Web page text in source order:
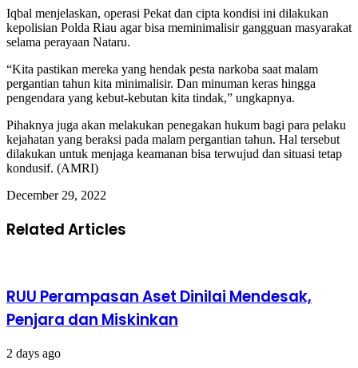
Iqbal menjelaskan, operasi Pekat dan cipta kondisi ini dilakukan
kepolisian Polda Riau agar bisa meminimalisir gangguan masyarakat
selama perayaan Nataru.
“Kita pastikan mereka yang hendak pesta narkoba saat malam
pergantian tahun kita minimalisir. Dan minuman keras hingga
pengendara yang kebut-kebutan kita tindak,” ungkapnya.
Pihaknya juga akan melakukan penegakan hukum bagi para pelaku
kejahatan yang beraksi pada malam pergantian tahun. Hal tersebut
dilakukan untuk menjaga keamanan bisa terwujud dan situasi tetap
kondusif. (AMRI)
December 29, 2022
Related Articles
RUU Perampasan Aset Dinilai Mendesak,
Penjara dan Miskinkan
2 days ago